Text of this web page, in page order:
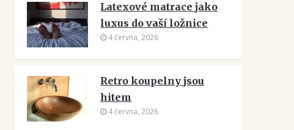
Latexové matrace jako
luxus do vaší ložnice
4 června, 2026
Retro koupelny jsou
hitem
4 června, 2026